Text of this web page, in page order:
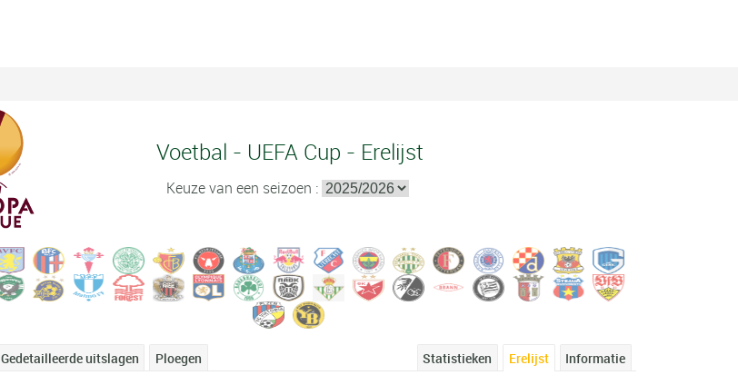
Voetbal - UEFA Cup - Erelijst
Keuze van een seizoen :
Gedetailleerde uitslagen Ploegen Informatie
Erelijst
Statistieken